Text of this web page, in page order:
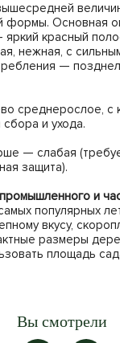
формы. Основная
красный
нежная, с
—
среднерослое, с
и ухода.
— слабая
защита).
и
популярных
вкусу,
размеры
площадь
Вы смотрели